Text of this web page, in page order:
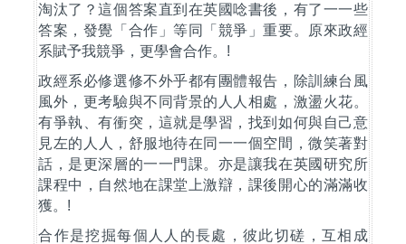
淘汰了？這個答案直到在英國唸書後，有了⼀一些
答案，發覺「合作」等同「競爭」重要。原來政經
系賦予我競爭，更學會合作。 !
政經系必修選修不外乎都有團體報告，除訓練台 ⾵
風外，更考驗與不同背景的 ⼈ 人相處，激盪火花。
有爭執、有衝突，這就是學習，找到如何與自己意
見左的 ⼈ 人，舒服地待在同 ⼀一個空間，微笑著對
話，是更深層的⼀一門課。亦是讓我在英國研究所
課程中，自然地在課堂上激辯，課後開心的滿滿收
獲。 !
合作是挖掘每個 ⼈ 人的長處，彼此切磋，互相成